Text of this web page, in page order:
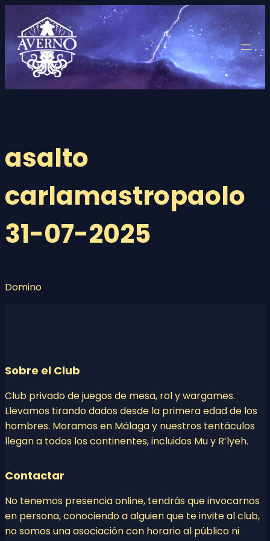
contenido
asalto
carlamastropaolo
31-07-2025
Domino
Sobre el Club
Club privado de juegos de mesa, rol y wargames.
Llevamos tirando dados desde la primera edad de los
hombres. Moramos en Málaga y nuestros tentáculos
llegan a todos los continentes, incluidos Mu y R’lyeh.
Contactar
No tenemos presencia online, tendrás que invocarnos
en persona, conociendo a alguien que te invite al club,
no somos una asociación con horario al público ni